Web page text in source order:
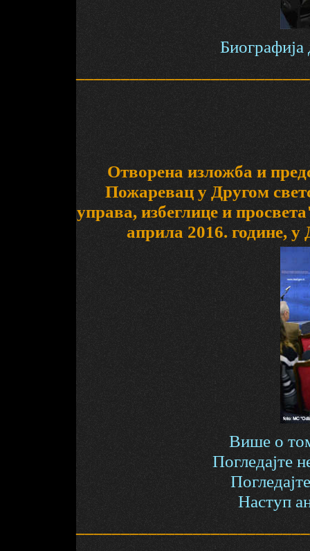
Отворена изложба и
Пожаревац у Другом
управа, избеглице и
априла 2016. године, у
Више о
Погледајте
Наступ